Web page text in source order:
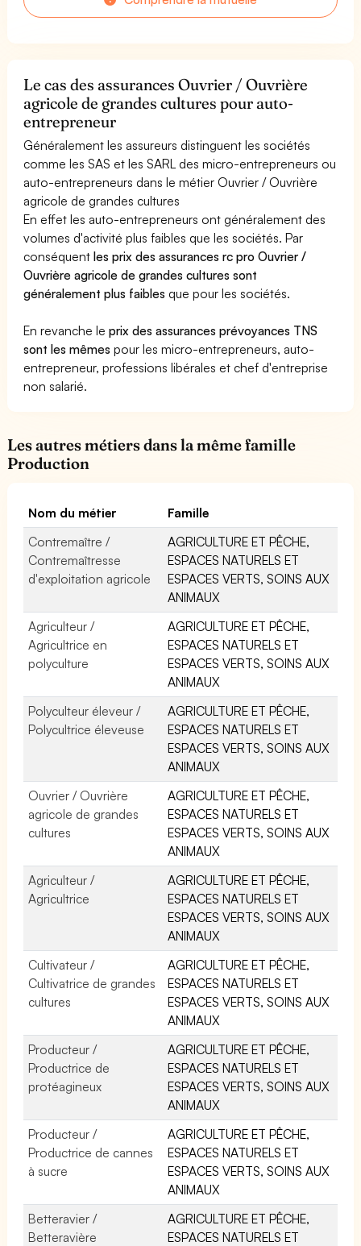
Le cas des assurances Ouvrier / Ouvrière
agricole de grandes cultures pour auto-
entrepreneur
Généralement les assureurs distinguent les sociétés
comme les SAS et les SARL des micro-entrepreneurs ou
auto-entrepreneurs dans le métier Ouvrier / Ouvrière
agricole de grandes cultures
En effet les auto-entrepreneurs ont généralement des
volumes d'activité plus faibles que les sociétés. Par
conséquentles prix des assurances rc pro Ouvrier /
Ouvrière agricole de grandes cultures sont
généralement plus faibles que pour les sociétés.
En revanche leprix des assurances prévoyances TNS
sont les mêmes pour les micro-entrepreneurs, auto-
entrepreneur, professions libérales et chef d'entreprise
non salarié.
Les autres métiers dans la même famille
Production
Nom du métier
Famille
Contremaître /
Contremaîtresse
d'exploitation agricole
AGRICULTURE ET PÊCHE,
ESPACES NATURELS ET
ESPACES VERTS, SOINS AUX
ANIMAUX
Agriculteur /
Agricultrice en
polyculture
AGRICULTURE ET PÊCHE,
ESPACES NATURELS ET
ESPACES VERTS, SOINS AUX
ANIMAUX
Polyculteur éleveur /
Polycultrice éleveuse
AGRICULTURE ET PÊCHE,
ESPACES NATURELS ET
ESPACES VERTS, SOINS AUX
ANIMAUX
Ouvrier / Ouvrière
agricole de grandes
cultures
AGRICULTURE ET PÊCHE,
ESPACES NATURELS ET
ESPACES VERTS, SOINS AUX
ANIMAUX
Agriculteur /
Agricultrice
AGRICULTURE ET PÊCHE,
ESPACES NATURELS ET
ESPACES VERTS, SOINS AUX
ANIMAUX
Cultivateur /
Cultivatrice de grandes
cultures
AGRICULTURE ET PÊCHE,
ESPACES NATURELS ET
ESPACES VERTS, SOINS AUX
ANIMAUX
Producteur /
Productrice de
protéagineux
AGRICULTURE ET PÊCHE,
ESPACES NATURELS ET
ESPACES VERTS, SOINS AUX
ANIMAUX
Producteur /
Productrice de cannes
à sucre
AGRICULTURE ET PÊCHE,
ESPACES NATURELS ET
ESPACES VERTS, SOINS AUX
ANIMAUX
Betteravier /
Betteravière
AGRICULTURE ET PÊCHE,
ESPACES NATURELS ET